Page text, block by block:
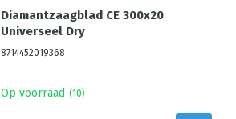
Diamantzaagblad CE 300x20
Universeel Dry
8714452019368
Op voorraad (10)